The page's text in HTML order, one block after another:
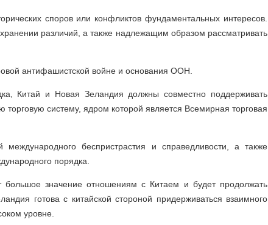
споров или конфликтов фундаментальных интересов.
различий, а также надлежащим образом рассматривать
антифашистской войне и основания ООН.
Китай и Новая Зеландия должны совместно поддерживать
систему, ядром которой является Всемирная торговая
беспристрастия и справедливости, а также
порядка.
значение отношениям с Китаем и будет продолжать
готова с китайской стороной придерживаться взаимного
уровне.